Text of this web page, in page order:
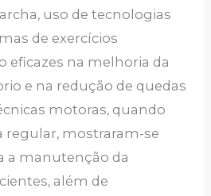
uso de tecnologias
de exercícios
eficazes na melhoria da
e na redução de quedas
motoras, quando
regular, mostraram-se
a manutenção da
além de